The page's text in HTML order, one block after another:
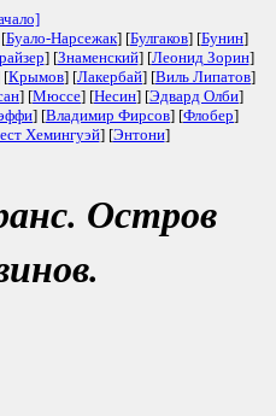
Буало-Нарсежак] [Булгаков] [Бунин]
] [Знаменский] [Леонид Зорин]
[Крымов] [Лакербай] [Виль Липатов]
] [Мюссе] [Несин] [Эдвард Олби]
] [Владимир Фирсов] [Флобер]
Хемингуэй] [Энтони]
Остров